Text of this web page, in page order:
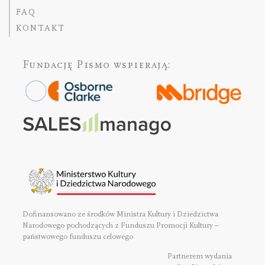
FAQ
KONTAKT
Fundację Pismo wspierają:
Dofinansowano ze środków Ministra Kultury i Dziedzictwa
Narodowego pochodzących z Funduszu Promocji Kultury –
państwowego funduszu celowego
Partnerem wydania